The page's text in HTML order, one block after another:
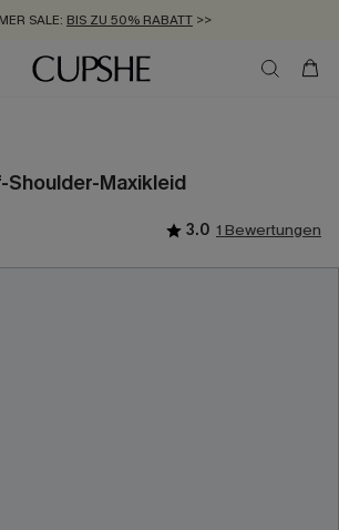
SALE: BIS ZU 50% RABATT >>
BIS ZU -20% EXTRA ERHALTEN
VERSAND AB 89 €
Maxikleid
3.0 1 Bewertungen